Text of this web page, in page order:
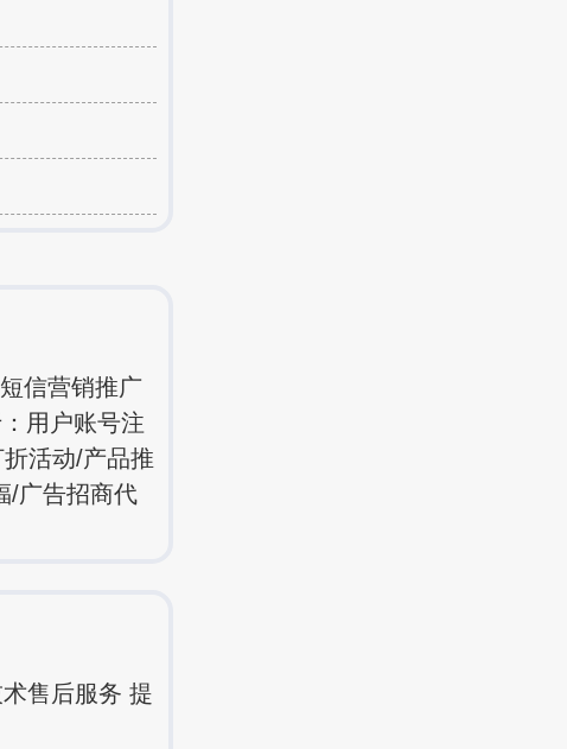
信营销推广
用户账号注
活动/产品推
/广告招商代
售后服务 提